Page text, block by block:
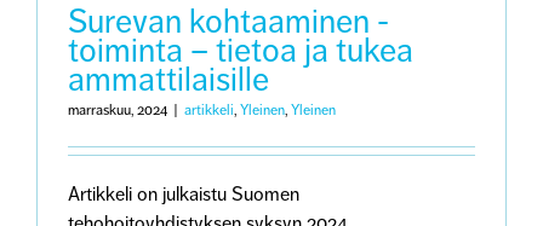
Surevan kohtaaminen -
toiminta – tietoa ja tukea
ammattilaisille
marraskuu, 2024 artikkeli, Yleinen, Yleinen
Artikkeli on julkaistu Suomen